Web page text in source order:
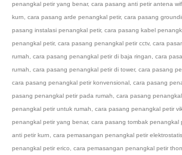
penangkal petir yang benar, cara pasang anti petir antena
kurn
cara pasang arde penangkal petir, cara pasang
pasang instalasi penangkal petir, cara pasang kabel
penangkal petir, cara pasang penangkal petir cctv, cara
rumah
cara pasang penangkal petir di baja ringan
cara
rumah
cara pasang penangkal petir di tower, cara pasang
cara pasang penangkal petir konvensional cara pasang
pasang penangkal petir pada rumah
cara pasang
penangkal petir untuk rumah
cara pasang penangkal petir
penangkal petir yang benar, cara pasang tombak penangkal
anti petir kurn
cara pemasangan penangkal petir elektrostatis
penangkal petir erico
cara pemasangan penangkal petir